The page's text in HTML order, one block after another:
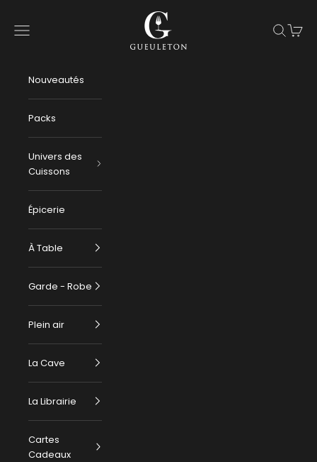
Gueuleton
Menu
Panier
Nouveautés
Packs
Univers des
Cuissons
Épicerie
À Table
Garde - Robe
Plein air
La Cave
La Librairie
Cartes
Cadeaux